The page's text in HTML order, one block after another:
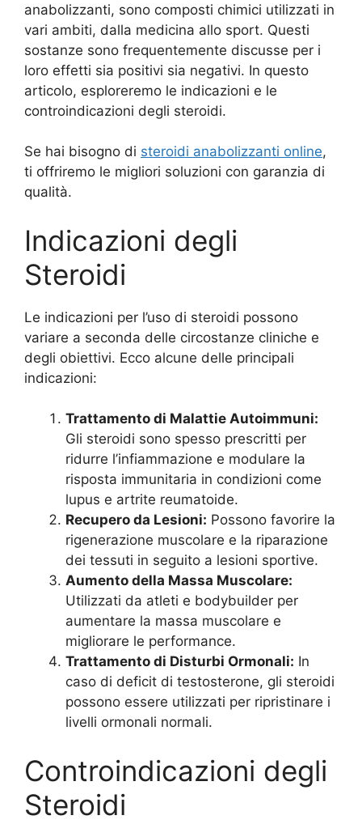
anabolizzanti, sono composti chimici utilizzati in
vari ambiti, dalla medicina allo sport. Questi
sostanze sono frequentemente discusse per i
loro effetti sia positivi sia negativi. In questo
articolo, esploreremo le indicazioni e le
controindicazioni degli steroidi.
Se hai bisogno di steroidi anabolizzanti online,
ti offriremo le migliori soluzioni con garanzia di
qualità.
Indicazioni degli
Steroidi
Le indicazioni per l’uso di steroidi possono
variare a seconda delle circostanze cliniche e
degli obiettivi. Ecco alcune delle principali
indicazioni:
Trattamento di Malattie Autoimmuni:
Gli steroidi sono spesso prescritti per
ridurre l’infiammazione e modulare la
risposta immunitaria in condizioni come
lupus e artrite reumatoide.
Recupero da Lesioni: Possono favorire la
rigenerazione muscolare e la riparazione
dei tessuti in seguito a lesioni sportive.
Aumento della Massa Muscolare:
Utilizzati da atleti e bodybuilder per
aumentare la massa muscolare e
migliorare le performance.
Trattamento di Disturbi Ormonali: In
caso di deficit di testosterone, gli steroidi
possono essere utilizzati per ripristinare i
livelli ormonali normali.
Controindicazioni degli
Steroidi